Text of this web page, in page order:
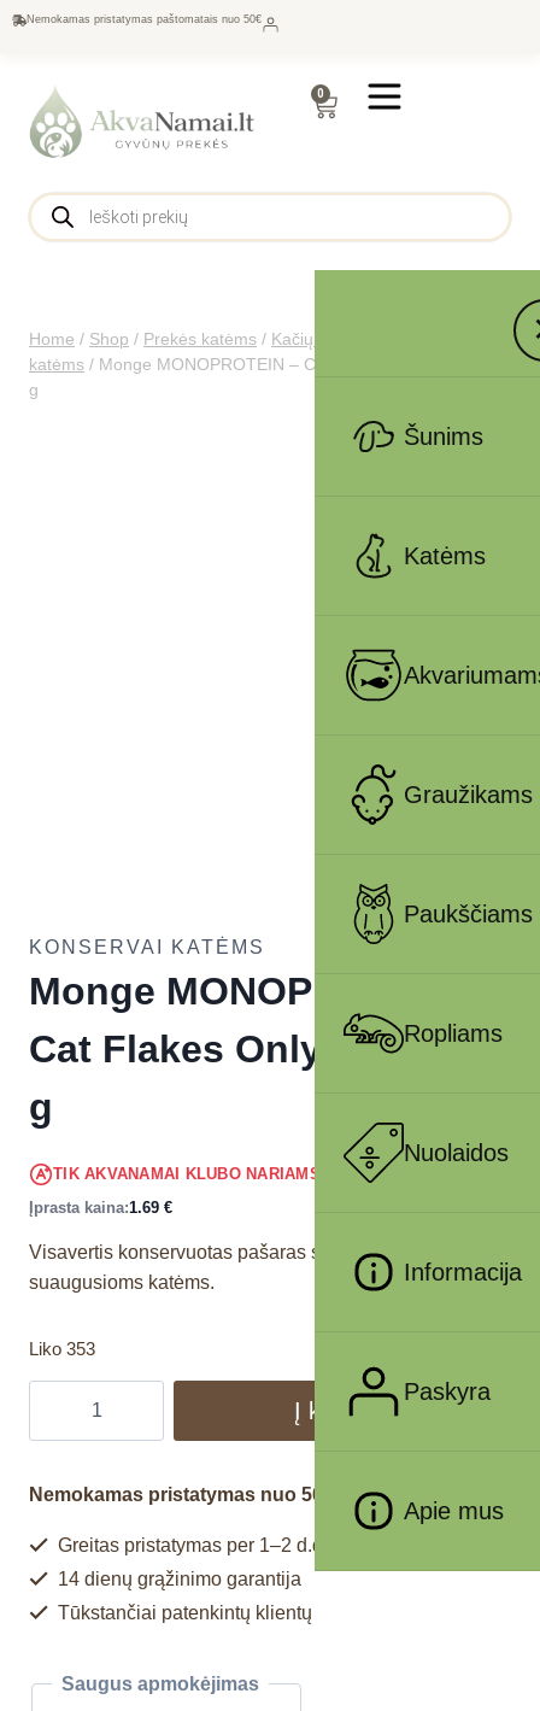
Nemokamas pristatymas paštomatais nuo 50€
0
Šunims
Katėms
Graužikams
Paukščiams
Ropliams
Nuolaidos
Informacija
Paskyra
Apie mus
Home / Shop / Prekės katėms / Kačių maistas
katėms / Monge MONOPROTEIN – Cat Flakes Only PORK 80
g
KONSERVAI KATĖMS
Monge MONOPROTEIN –
Cat Flakes Only PORK 80
g
TIK AKVANAMAI KLUBO NARIAMS 1.61€
Įprasta kaina:1.69 €
Visavertis konservuotas pašaras su kiauliena skirtas
suaugusioms katėms.
Liko 353
Į krepšelį
Nemokamas pristatymas nuo 50€
Greitas pristatymas per 1–2 d.d.
14 dienų grąžinimo garantija
Tūkstančiai patenkintų klientų
Saugus apmokėjimas